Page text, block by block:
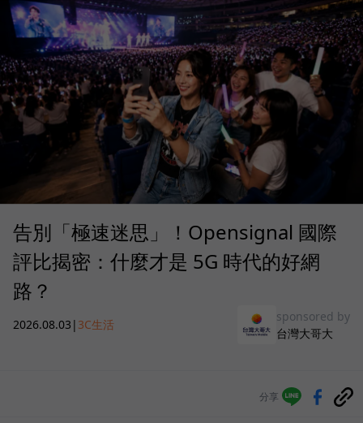
告別「極速迷思」！Opensignal 國際
評比揭密：什麼才是 5G 時代的好網
路？
2026.08.03 | 3C生活
sponsored by
台灣大哥大
分享